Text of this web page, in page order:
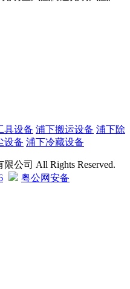
具设备 浦下搬运设备 浦下除
设备 浦下冷藏设备
公司 All Rights Reserved.
粤公网安备